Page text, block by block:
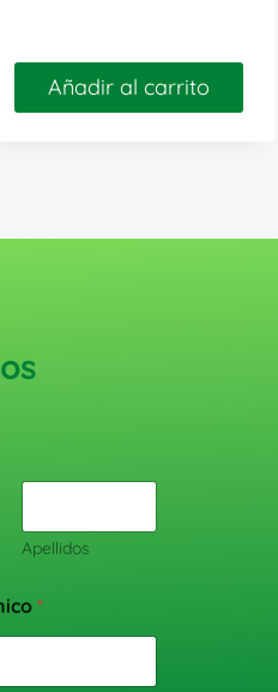
Añadir al carrito
Apellidos
*